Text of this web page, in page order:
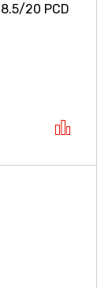
8.5/20 PCD